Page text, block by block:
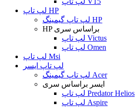
لپ تاپ HP
لپ تاپ گیمینگ HP
HP براساس سری
لپ تاپ Victus
لپ تاپ Omen
لپ تاپ Msi
لپ تاپ ایسر
لپ تاپ گیمینگ Acer
ایسر براساس سری
لپ تاپ Predator Helios
لپ تاپ Aspire